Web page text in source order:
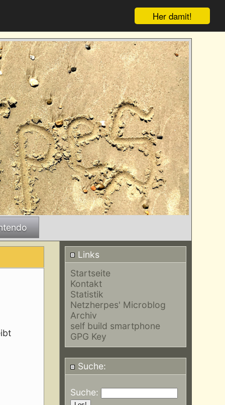
Her damit!
Links
Startseite
Kontakt
Statistik
Netzherpes' Microblog
Archiv
self build smartphone
GPG Key
Suche:
Suche: